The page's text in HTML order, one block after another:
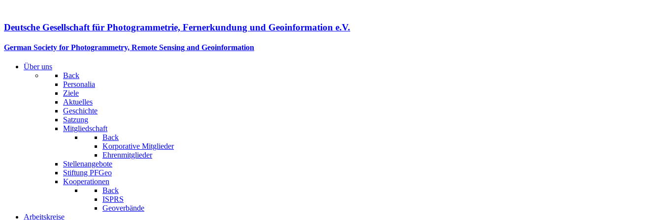
Deutsche Gesellschaft für Photogrammetrie, Fernerkundung und Geoinformation e.V.
German Society for Photogrammetry, Remote Sensing and Geoinformation
Über uns
Back
Personalia
Ziele
Aktuelles
Geschichte
Satzung
Mitgliedschaft
Back
Korporative Mitglieder
Ehrenmitglieder
Stellenangebote
Stiftung PFGeo
Kooperationen
Back
ISPRS
Geoverbände
Arbeitskreise